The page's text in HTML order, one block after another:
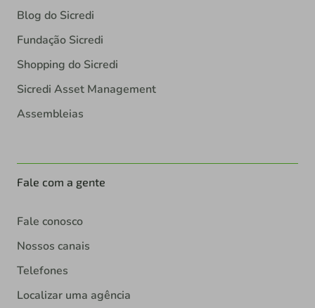
Blog do Sicredi
Fundação Sicredi
Shopping do Sicredi
Sicredi Asset Management
Assembleias
Fale com a gente
Fale conosco
Nossos canais
Telefones
Localizar uma agência